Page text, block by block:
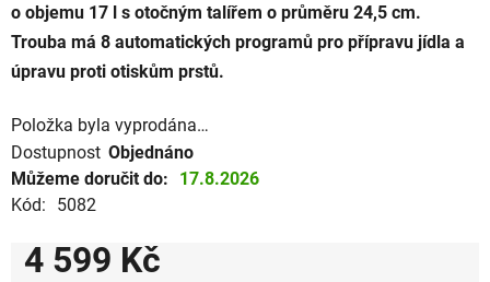
o objemu 17 l s otočným talířem o průměru 24,5 cm.
Trouba má 8 automatických programů pro přípravu jídla a
úpravu proti otiskům prstů.
Položka byla vyprodána…
Dostupnost Objednáno
Můžeme doručit do:
17.8.2026
Kód:
5082
4 599 Kč